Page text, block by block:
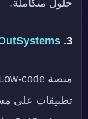
حلول متكاملة.
3.
تطبيقات على